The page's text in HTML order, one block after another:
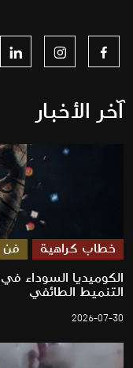
آخر الأخبار
خطاب كراهية فن
الكوميديا السوداء
التنميط الطائفي
2026-07-30